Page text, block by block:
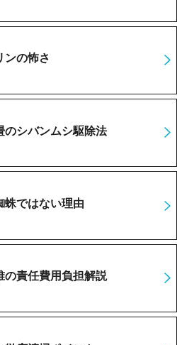
ンの怖さ
のシバンムシ駆除法
蛛ではない理由
の責任費用負担解説